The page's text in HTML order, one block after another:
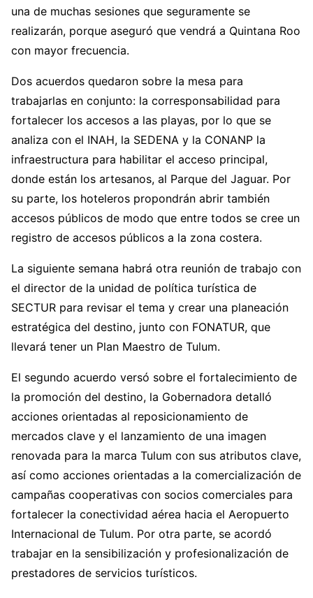
una de muchas sesiones que seguramente se
realizarán, porque aseguró que vendrá a Quintana Roo
con mayor frecuencia.
Dos acuerdos quedaron sobre la mesa para
trabajarlas en conjunto: la corresponsabilidad para
fortalecer los accesos a las playas, por lo que se
analiza con el INAH, la SEDENA y la CONANP la
infraestructura para habilitar el acceso principal,
donde están los artesanos, al Parque del Jaguar. Por
su parte, los hoteleros propondrán abrir también
accesos públicos de modo que entre todos se cree un
registro de accesos públicos a la zona costera.
La siguiente semana habrá otra reunión de trabajo con
el director de la unidad de política turística de
SECTUR para revisar el tema y crear una planeación
estratégica del destino, junto con FONATUR, que
llevará tener un Plan Maestro de Tulum.
El segundo acuerdo versó sobre el fortalecimiento de
la promoción del destino, la Gobernadora detalló
acciones orientadas al reposicionamiento de
mercados clave y el lanzamiento de una imagen
renovada para la marca Tulum con sus atributos clave,
así como acciones orientadas a la comercialización de
campañas cooperativas con socios comerciales para
fortalecer la conectividad aérea hacia el Aeropuerto
Internacional de Tulum. Por otra parte, se acordó
trabajar en la sensibilización y profesionalización de
prestadores de servicios turísticos.